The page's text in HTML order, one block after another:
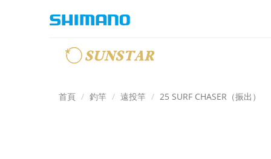
首頁 釣竿 遠投竿 25 SURF CHASER（振出）